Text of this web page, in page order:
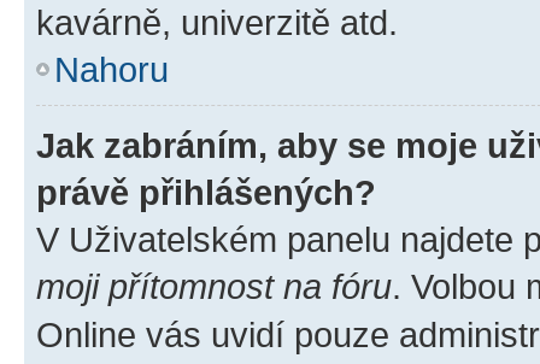
kavárně, univerzitě atd.
Nahoru
Jak zabráním, aby se moje
právě přihlášených?
V Uživatelském panelu najdete
moji přítomnost na fóru. Volbou
Online vás uvidí pouze